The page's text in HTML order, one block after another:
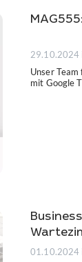
29.10.2024
Unser
mit Google
01.10.2024